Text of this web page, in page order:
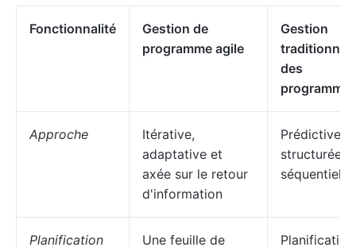
Fonctionnalité
Gestion de
programme agile
Gestion
des
Approche
Itérative,
adaptative et
axée sur le retour
d'information
Prédictive,
structurée
séquentielle
Planification Une feuille de Planification